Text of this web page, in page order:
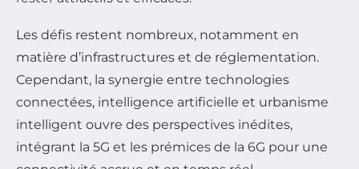
Les défis restent nombreux, notamment en
matière d’infrastructures et de réglementation.
Cependant, la synergie entre technologies
connectées, intelligence artificielle et urbanisme
intelligent ouvre des perspectives inédites,
intégrant la 5G et les prémices de la 6G pour une